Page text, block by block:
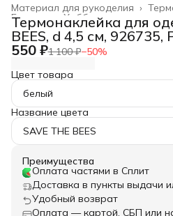
Материал для рукоделия ›
Хобби и творчество ›
Главная ›
Термонаклейка для
BEES, d 4,5 см, 926735,
550 ₽1 100 ₽−50%
Цвет товара
белый
Название цвета
SAVE THE BEES
Преимущества
Оплата частями в Сплит
Доставка в пункты выдачи
Удобный возврат
Оплата — картой, СБП или